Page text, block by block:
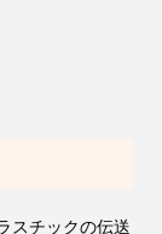
スチックの伝送